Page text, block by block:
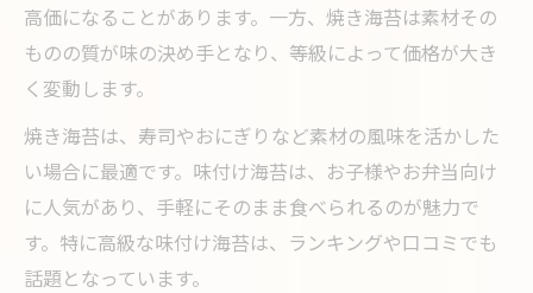
高価になることがあります。一方、焼き海苔は素材その
ものの質が味の決め手となり、等級によって価格が大き
く変動します。
焼き海苔は、寿司やおにぎりなど素材の風味を活かした
い場合に最適です。味付け海苔は、お子様やお弁当向け
に人気があり、手軽にそのまま食べられるのが魅力で
す。特に高級な味付け海苔は、ランキングや口コミでも
話題となっています。